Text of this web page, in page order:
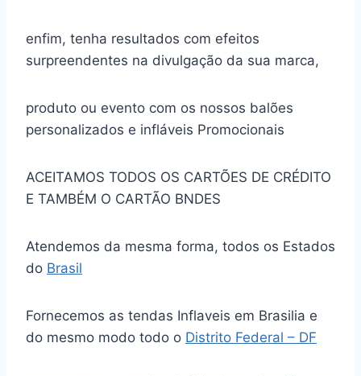
enfim, tenha resultados com efeitos
surpreendentes na divulgação da sua marca,
produto ou evento com os nossos balões
personalizados e infláveis Promocionais
ACEITAMOS TODOS OS CARTÕES DE CRÉDITO
E TAMBÉM O CARTÃO BNDES
Atendemos da mesma forma, todos os Estados
do Brasil
Fornecemos as tendas Inflaveis em Brasilia e
do mesmo modo todo o Distrito Federal – DF